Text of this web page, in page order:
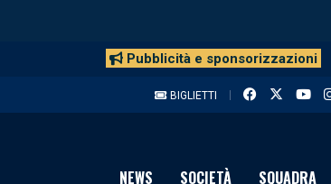
Pubblicità e sponsorizzazioni
BIGLIETTI
NEWS SOCIETÀ SQUADRA